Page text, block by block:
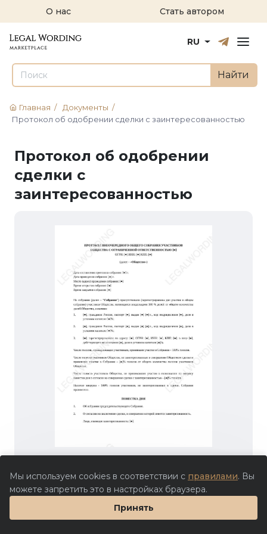
О нас Стать автором
РусскийEnglish
RU
Найти
Главная / Документы /
Протокол об одобрении сделки с заинтересованностью
Протокол об одобрении
сделки с
заинтересованностью
Мы используем cookies в соответствии с правилами. Вы
можете запретить это в настройках браузера.
Принять